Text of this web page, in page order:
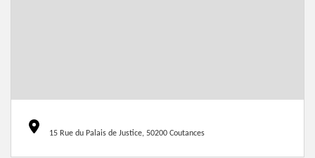
15 Rue du Palais de Justice, 50200 Coutances